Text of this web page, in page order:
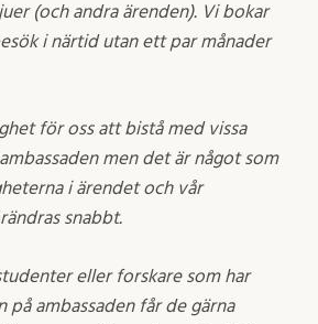
(och andra ärenden). Vi bokar
i närtid utan ett par månader
för oss att bistå med vissa
men det är något som
i ärendet och vår
snabbt.
eller forskare som har
på ambassaden får de gärna